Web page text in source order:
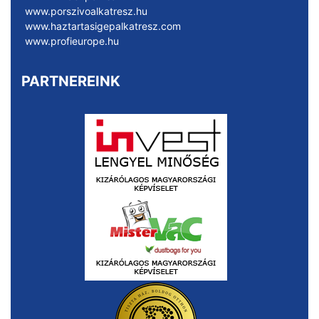
www.porszivoalkatresz.hu
www.haztartasigepalkatresz.com
www.profieurope.hu
PARTNEREINK